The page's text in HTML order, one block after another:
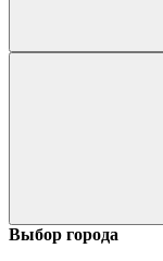
Выбор города